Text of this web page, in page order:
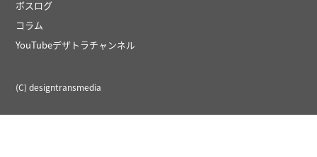
ボスログ
コラム
YouTubeデザトラチャンネル
(C) designtransmedia